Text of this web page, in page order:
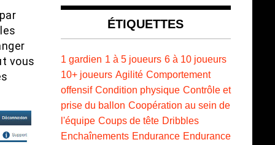
vous
ÉTIQUETTES
1 gardien 1 à 5 joueurs 6 à 10 joueurs
10+ joueurs Agilité Comportement
offensif Condition physique Contrôle et
prise du ballon Coopération au sein de
l'équipe Coups de tête Dribbles
Enchaînements Endurance Endurance